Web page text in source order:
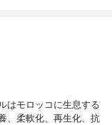
はモロッコに生息する
、柔軟化、再生化、抗